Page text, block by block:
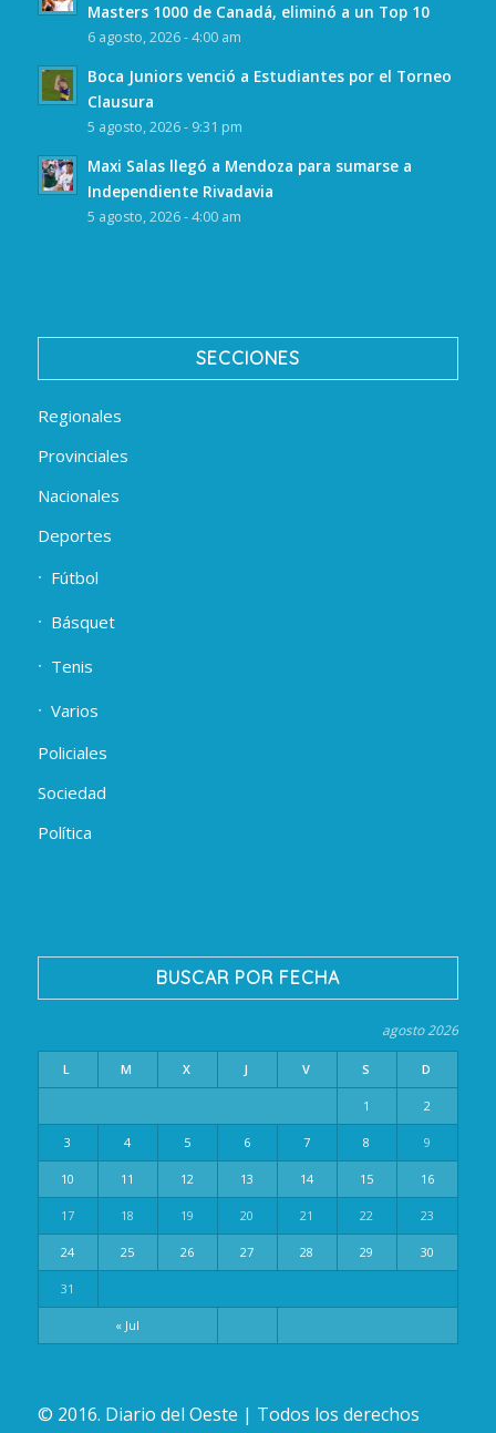
Masters 1000 de Canadá, eliminó a un Top 10
6 agosto, 2026 - 4:00 am
Boca Juniors venció a Estudiantes por el Torneo
Clausura
5 agosto, 2026 - 9:31 pm
Maxi Salas llegó a Mendoza para sumarse a
Independiente Rivadavia
5 agosto, 2026 - 4:00 am
SECCIONES
Regionales
Provinciales
Nacionales
Deportes
Fútbol
Básquet
Tenis
Varios
Policiales
Sociedad
Política
BUSCAR POR FECHA
agosto 2026
L M X J V S D
« Jul
1 2
3 4 5 6 7 8 9
10 11 12 13 14 15 16
17 18 19 20 21 22 23
24 25 26 27 28 29 30
31
© 2016. Diario del Oeste | Todos los derechos